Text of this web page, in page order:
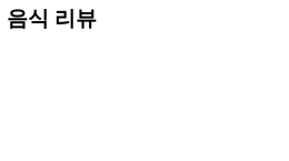
음식 리뷰